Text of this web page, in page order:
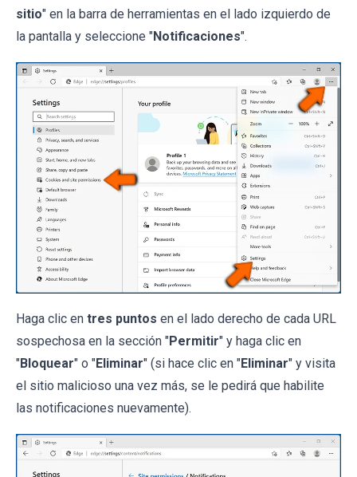
sitio" en la barra de herramientas en el lado izquierdo de
la pantalla y seleccione "Notificaciones".
Haga clic en tres puntos en el lado derecho de cada URL
sospechosa en la sección "Permitir" y haga clic en
"Bloquear" o "Eliminar" (si hace clic en "Eliminar" y visita
el sitio malicioso una vez más, se le pedirá que habilite
las notificaciones nuevamente).